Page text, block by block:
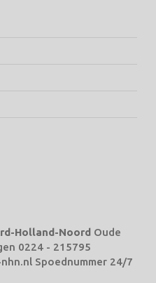
Holland-Noord Oude
0224 - 215795
Spoednummer 24/7